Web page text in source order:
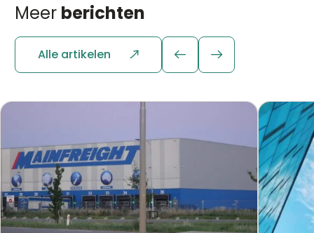
Meer berichten
Alle artikelen